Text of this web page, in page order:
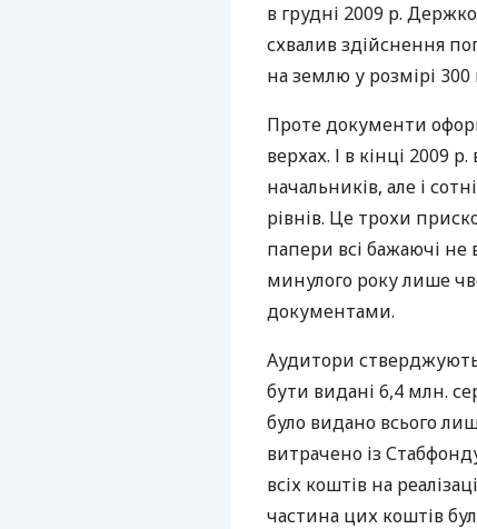
в грудні 2009 р.
схвалив здійснення
на землю у розмірі
Проте документи
верхах. І в кінці 2009
начальників, але і
рівнів. Це трохи
папери всі бажаючі не
минулого року лише
документами.
Аудитори
бути видані 6,4 млн.
було видано всього
витрачено із
всіх коштів на
частина цих коштів